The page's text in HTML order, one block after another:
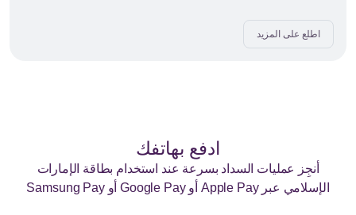
اطلع على المزيد
ادفع بهاتفك
أنجِز عمليات السداد بسرعة عند استخدام بطاقة الإمارات
الإسلامي عبر Apple Pay أو Google Pay أو Samsung Pay